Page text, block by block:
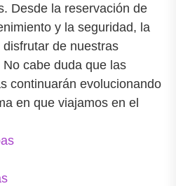
Desde la reservación de
y la seguridad, la
de nuestras
cabe duda que las
continuarán evolucionando
en que viajamos en el